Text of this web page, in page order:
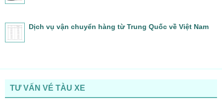
Dịch vụ vận chuyển hàng từ Trung Quốc về Việt Nam
TƯ VẤN VÉ TÀU XE